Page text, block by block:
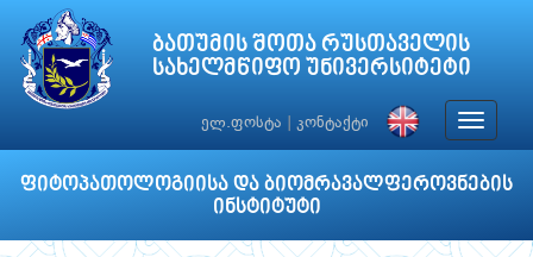
ბათუმის შოთა რუსთაველის
სახელმწიფო უნივერსიტეტი
ელ.ფოსტა კონტაქტი
Toggle
ფიტოპათოლოგიისა და ბიომრავალფეროვნების
ინსტიტუტი